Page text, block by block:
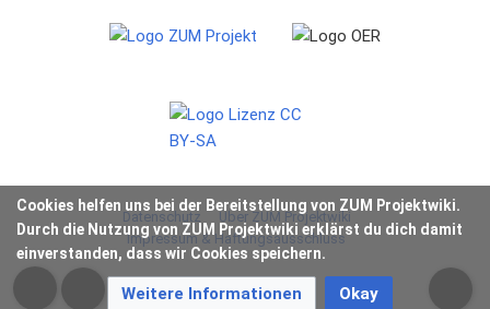
Cookies helfen uns bei der Bereitstellung von ZUM Projektwiki.
Durch die Nutzung von ZUM Projektwiki erklärst du dich damit
einverstanden, dass wir Cookies speichern.
Weitere Informationen Okay
Datenschutz
Über ZUM Projektwiki
Impressum & Haftungsausschluss